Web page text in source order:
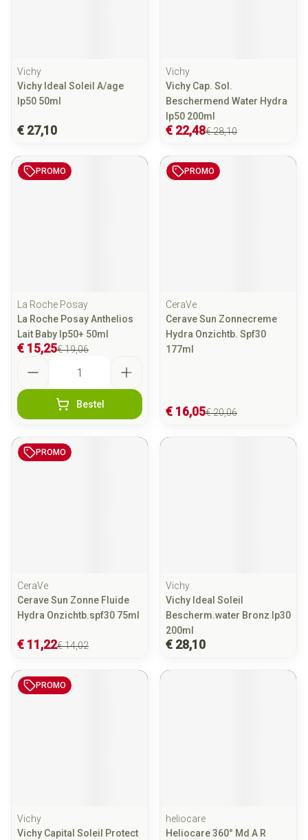
Vichy
Vichy Ideal Soleil A/age
Ip50 50ml
€ 27,10
Vichy
Vichy Cap. Sol.
Beschermend Water Hydra
Ip50 200ml
€ 28,10
€ 22,48
PROMO
La Roche Posay
La Roche Posay Anthelios
Lait Baby Ip50+ 50ml
€ 19,06
€ 15,25
Bestel
PROMO
CeraVe
Cerave Sun Zonnecreme
Hydra Onzichtb. Spf30
177ml
€ 20,06
€ 16,05
PROMO
CeraVe
Cerave Sun Zonne Fluide
Hydra Onzichtb.spf30 75ml
€ 14,02
€ 11,22
Vichy
Vichy Ideal Soleil
Bescherm.water Bronz Ip30
200ml
€ 28,10
PROMO
Vichy
Vichy Capital Soleil Protect
heliocare
Heliocare 360° Md A R